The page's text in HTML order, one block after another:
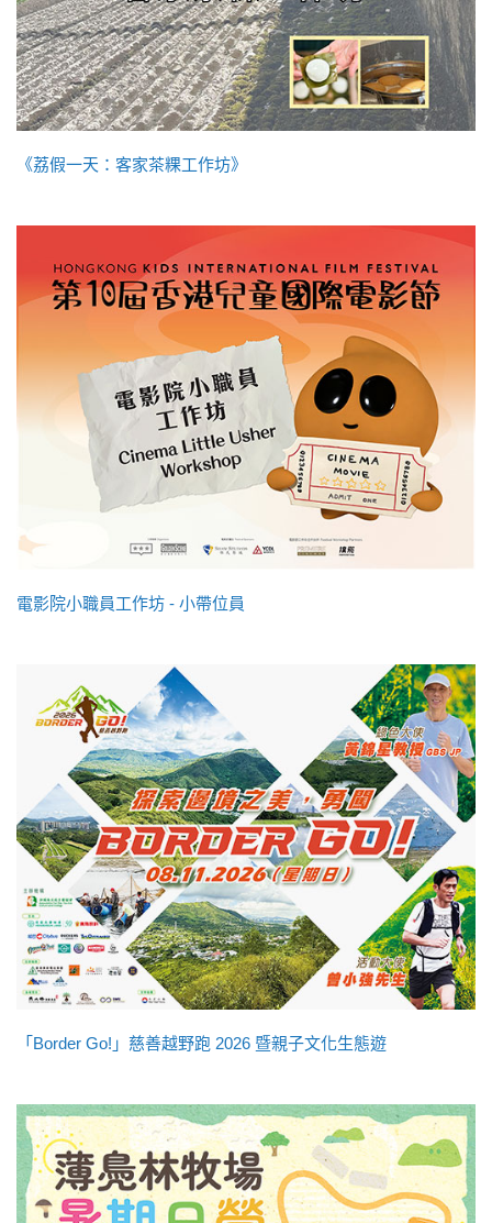
《荔假一天：客家茶粿工作坊》
電影院小職員工作坊 - 小帶位員
「Border Go!」慈善越野跑 2026 暨親子文化生態遊